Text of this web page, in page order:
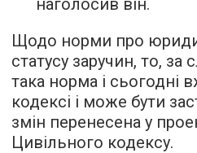
наголосив він.
Щодо норми про
статусу заручин, то,
така норма і сьогодні
кодексі і може бути
змін перенесена у
Цивільного кодексу.